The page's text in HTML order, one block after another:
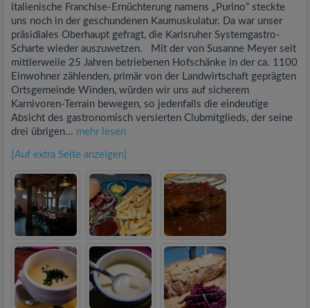
italienische Franchise-Ernüchterung namens „Purino“ steckte
uns noch in der geschundenen Kaumuskulatur. Da war unser
präsidiales Oberhaupt gefragt, die Karlsruher Systemgastro-
Scharte wieder auszuwetzen. Mit der von Susanne Meyer seit
mittlerweile 25 Jahren betriebenen Hofschänke in der ca. 1100
Einwohner zählenden, primär von der Landwirtschaft geprägten
Ortsgemeinde Winden, würden wir uns auf sicherem
Karnivoren-Terrain bewegen, so jedenfalls die eindeutige
Absicht des gastronomisch versierten Clubmitglieds, der seine
drei übrigen... mehr lesen
[Auf extra Seite anzeigen]